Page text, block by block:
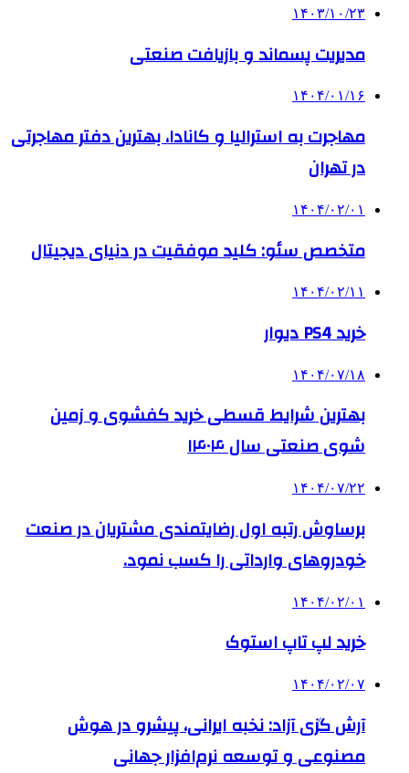
۱۴۰۳/۱۰/۲۳
مدیریت پسماند و بازیافت صنعتی
۱۴۰۴/۰۱/۱۶
مهاجرت به استرالیا و کانادا، بهترین دفتر مهاجرتی
در تهران
۱۴۰۴/۰۲/۰۱
متخصص سئو: کلید موفقیت در دنیای دیجیتال
۱۴۰۴/۰۲/۱۱
خرید PS4 دیوار
۱۴۰۴/۰۷/۱۸
بهترین شرایط قسطی خرید کفشوی و زمین
شوی صنعتی سال ۱۴۰۴
۱۴۰۴/۰۷/۲۲
برساوش رتبه اول رضایتمندی مشتریان در صنعت
خودروهای وارداتی را کسب نمود.
۱۴۰۴/۰۲/۰۱
خرید لپ تاپ استوک
۱۴۰۴/۰۲/۰۷
آرش گزی آزاد: نخبه ایرانی، پیشرو در هوش
مصنوعی و توسعه نرم‌افزار جهانی